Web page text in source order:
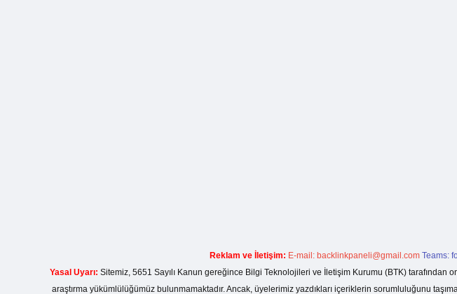
Reklam ve İletişim: E-mail: backlinkpaneli@gmail.com Teams:
Yasal Uyarı: Sitemiz, 5651 Sayılı Kanun gereğince Bilgi Teknolojileri ve İletişim Kurumu (BTK)
araştırma yükümlülüğümüz bulunmamaktadır. Ancak, üyelerimiz yazdıkları içeriklerin sorumluluğunu